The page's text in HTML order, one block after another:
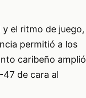
el ritmo de juego,
permitió a los
caribeño amplió
de cara al